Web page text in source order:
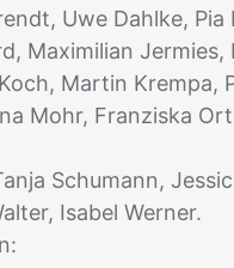
Uwe Dah­l­ke, Pia
Ma­xi­mi­li­an Jer­mies,
Mar­tin Krem­pa,
Mohr, Fran­zis­ka
Schu­mann,
Isa­bel Wer­ner.